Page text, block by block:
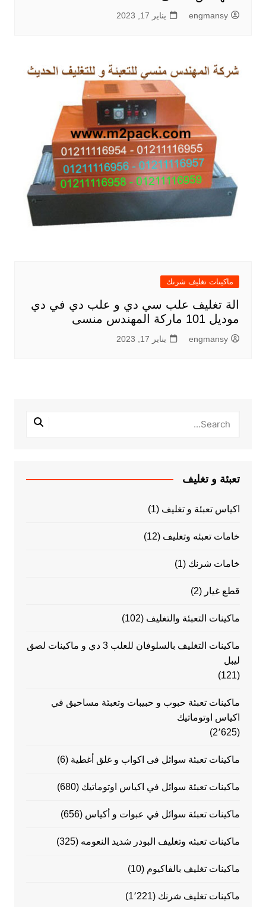
engmansy يناير 17, 2023
ماكينات تغليف شرنك
الة تغليف علب سي دي و علب دي في دي
موديل 101 ماركة المهندس منسى
engmansy يناير 17, 2023
تعبئة و تغليف
اكياس تعبئة و تغليف (1)
خامات تعبئه وتغليف (12)
خامات شرنك (1)
قطع غيار (2)
ماكينات التعبئة والتغليف (102)
ماكينات التغليف بالسلوفان للعلب 3 دي و ماكينات لصق
ليبل
(121)
ماكينات تعبئة حبوب و حبيبات وتعبئة مساحيق في
اكياس اوتوماتيك
(2٬625)
ماكينات تعبئة سوائل فى اكواب و غلق أغطية (6)
ماكينات تعبئة سوائل في اكياس اوتوماتيك (680)
ماكينات تعبئة سوائل في عبوات و أكياس (656)
ماكينات تعبئه وتغليف البودر شديد النعومه (325)
ماكينات تغليف بالفاكيوم (10)
ماكينات تغليف شرنك (1٬221)